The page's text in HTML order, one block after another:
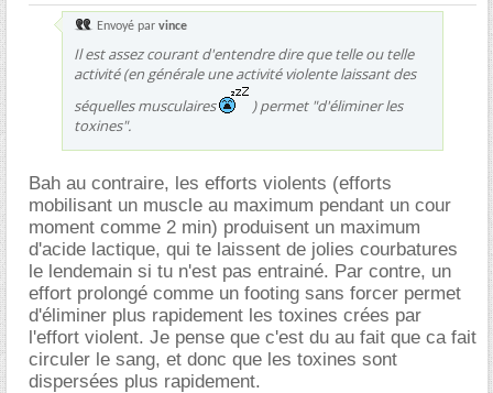
Envoyé par vince
Il est assez courant d'entendre dire que telle ou telle
activité (en générale une activité violente laissant des
séquelles musculaires
) permet "d'éliminer les
toxines".
Bah au contraire, les efforts violents (efforts
mobilisant un muscle au maximum pendant un cour
moment comme 2 min) produisent un maximum
d'acide lactique, qui te laissent de jolies courbatures
le lendemain si tu n'est pas entrainé. Par contre, un
effort prolongé comme un footing sans forcer permet
d'éliminer plus rapidement les toxines crées par
l'effort violent. Je pense que c'est du au fait que ca fait
circuler le sang, et donc que les toxines sont
dispersées plus rapidement.